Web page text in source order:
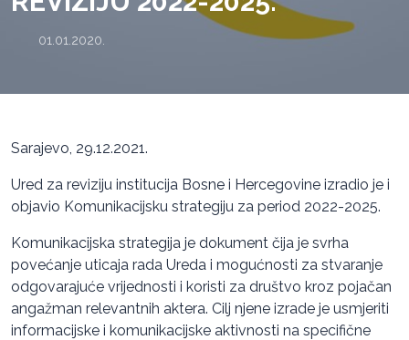
01.01.2020.
Sarajevo, 29.12.2021.
Ured za reviziju institucija Bosne i Hercegovine izradio je i
objavio Komunikacijsku strategiju za period 2022-2025.
Komunikacijska strategija je dokument čija je svrha
povećanje uticaja rada Ureda i mogućnosti za stvaranje
odgovarajuće vrijednosti i koristi za društvo kroz pojačan
angažman relevantnih aktera. Cilj njene izrade je usmjeriti
informacijske i komunikacijske aktivnosti na specifične